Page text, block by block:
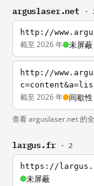
arguslaser.net ·
http://
截至 2026 年 未屏蔽
http://
截至 2026 年 间歇性
查看 arguslaser.net 的
largus.fr · 2
https://
未屏蔽